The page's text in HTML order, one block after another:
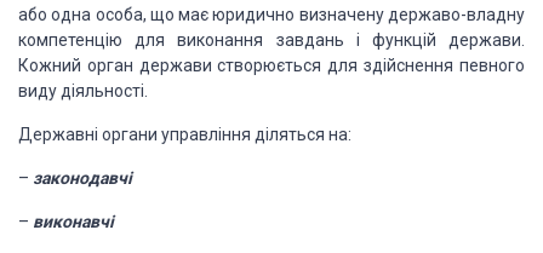
або одна особа, що має юридично визначену державо-владну
компетенцію для виконання завдань і функцій держави.
Кожний орган держави створюється для здійснення певного
виду діяльності.
Державні органи управління діляться на:
– законодавчі
– виконавчі